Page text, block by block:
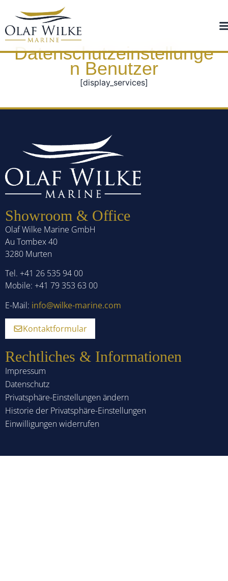
Datenschutzeinstellunge
n Benutzer
[display_services]
Showroom & Office
Olaf Wilke Marine GmbH
Au Tombex 40
3280 Murten
Tel. +41 26 535 94 00
Mobile: +41 79 353 63 00
E-Mail: info@wilke-marine.com
Kontaktformular
Rechtliches & Informationen
Impressum
Datenschutz
Privatsphäre-Einstellungen ändern
Historie der Privatsphäre-Einstellungen
Einwilligungen widerrufen